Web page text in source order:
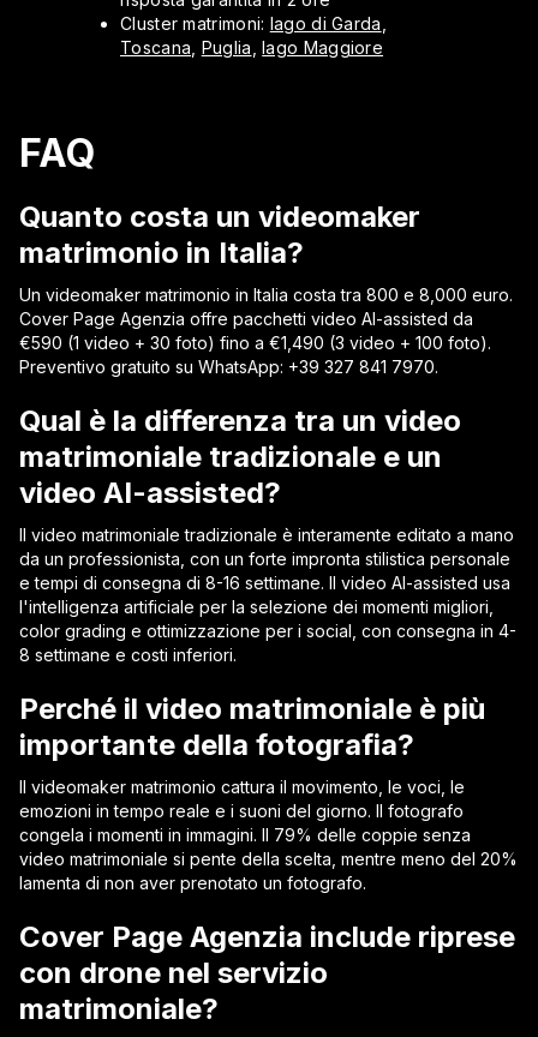
Cluster matrimoni: lago di Garda,
Toscana, Puglia, lago Maggiore
FAQ
Quanto costa un videomaker
matrimonio in Italia?
Un videomaker matrimonio in Italia costa tra 800 e 8,000 euro.
Cover Page Agenzia offre pacchetti video AI-assisted da
€590 (1 video + 30 foto) fino a €1,490 (3 video + 100 foto).
Preventivo gratuito su WhatsApp: +39 327 841 7970.
Qual è la differenza tra un video
matrimoniale tradizionale e un
video AI-assisted?
Il video matrimoniale tradizionale è interamente editato a mano
da un professionista, con un forte impronta stilistica personale
e tempi di consegna di 8-16 settimane. Il video AI-assisted usa
l'intelligenza artificiale per la selezione dei momenti migliori,
color grading e ottimizzazione per i social, con consegna in 4-
8 settimane e costi inferiori.
Perché il video matrimoniale è più
importante della fotografia?
Il videomaker matrimonio cattura il movimento, le voci, le
emozioni in tempo reale e i suoni del giorno. Il fotografo
congela i momenti in immagini. Il 79% delle coppie senza
video matrimoniale si pente della scelta, mentre meno del 20%
lamenta di non aver prenotato un fotografo.
Cover Page Agenzia include riprese
con drone nel servizio
matrimoniale?